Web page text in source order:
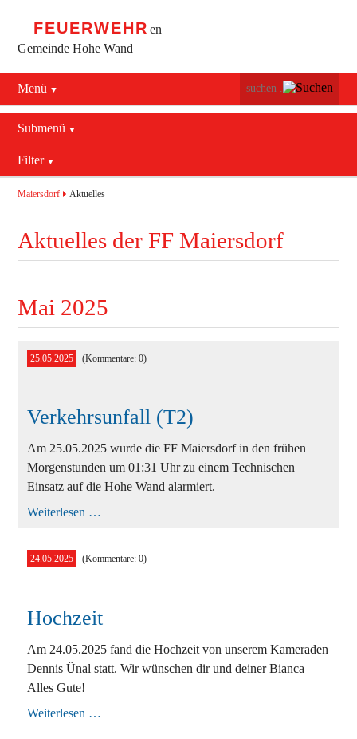
FEUERWEHR en
Gemeinde Hohe Wand
Menü
Navigation
überspringen
Netting
Submenü
überspringen
Aktuelles
Mannschaft
Ausrüstung
Fahrzeuge
Kontakt
Filter
2016
2018
Allgemein
Bewerbe
Einsätze
Jugend
Veranstaltungen
Maiersdorf Aktuelles
Aktuelles der FF Maiersdorf
Mai 2025
25.05.2025 (Kommentare: 0)
Verkehrsunfall (T2)
Am 25.05.2025 wurde die FF Maiersdorf in den frühen
Morgenstunden um 01:31 Uhr zu einem Technischen
Einsatz auf die Hohe Wand alarmiert.
Weiterlesen …
24.05.2025 (Kommentare: 0)
Hochzeit
Am 24.05.2025 fand die Hochzeit von unserem Kameraden
Dennis Ünal statt. Wir wünschen dir und deiner Bianca
Alles Gute!
Weiterlesen …